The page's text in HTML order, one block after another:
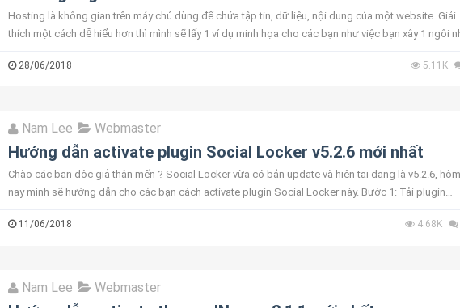
Hosting là không gian trên máy chủ dùng để chứa tập tin, dữ liệu, nội dung của một website. Giải
thích một cách dễ hiểu hơn thì mình sẽ lấy 1 ví dụ minh họa cho các bạn như việc bạn xây 1 ngôi
28/06/2018 5.11K
Nam Lee Webmaster
Hướng dẫn activate plugin Social Locker v5.2.6 mới nhất
Chào các bạn độc giả thân mến ? Social Locker vừa có bản update và hiện tại đang là v5.2.6, hôm
nay mình sẽ hướng dẫn cho các bạn cách activate plugin Social Locker này. Bước 1: Tải plugin
11/06/2018 4.68K
Nam Lee Webmaster